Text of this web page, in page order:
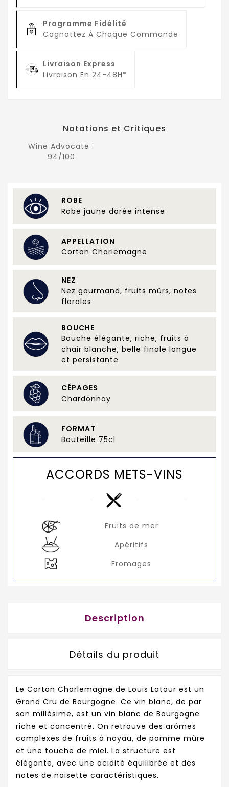
Programme Fidélité
Cagnottez À Chaque Commande
Livraison Express
Livraison En 24-48H*
Notations et Critiques
Wine Advocate :
94/100
ROBE
Robe jaune dorée intense
APPELLATION
Corton Charlemagne
NEZ
Nez gourmand, fruits mûrs, notes
florales
BOUCHE
Bouche élégante, riche, fruits à
chair blanche, belle finale longue
et persistante
CÉPAGES
Chardonnay
FORMAT
Bouteille 75cl
ACCORDS METS-VINS
Fruits de mer
Apéritifs
Fromages
Description
Détails du produit
Le Corton Charlemagne de Louis Latour est un
Grand Cru de Bourgogne. Ce vin blanc, de par
son millésime, est un vin blanc de Bourgogne
riche et concentré. On retrouve des arômes
complexes de fruits à noyau, de pomme mûre
et une touche de miel. La structure est
élégante, avec une acidité équilibrée et des
notes de noisette caractéristiques.